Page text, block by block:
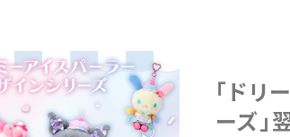
「ドリ
ーズ」